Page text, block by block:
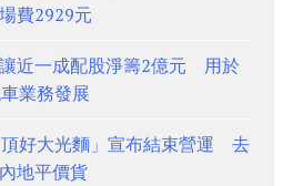
費2929元
近一成配股淨籌2億元 用於
業務發展
好大光麵」宣布結束營運 去
地平價貨